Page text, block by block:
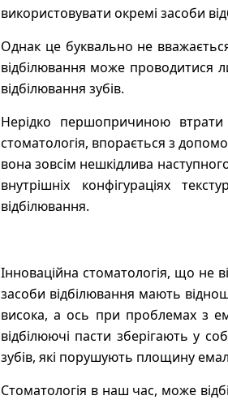
використовувати окремі засоби
Однак це буквально не
відбілювання може проводитися
відбілювання зубів.
Нерідко першопричиною
стоматологія, впорається з
вона зовсім нешкідлива
внутрішніх конфігураціях
відбілювання.
Інноваційна стоматологія, що не
засоби відбілювання мають
висока, а ось при проблемах з
відбілюючі пасти зберігають у
зубів, які порушують площину
Стоматологія в наш час, може